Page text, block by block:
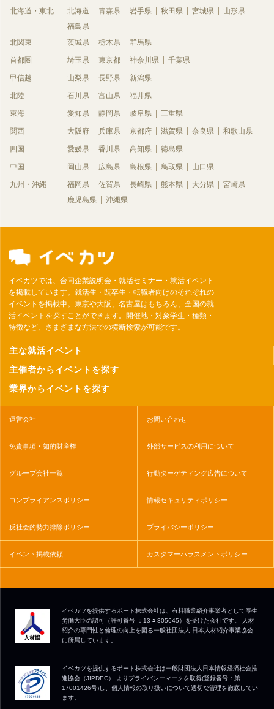
北海道・東北 北海道 青森県 岩手県 秋田県 宮城県
山形県
福島県
北関東
茨城県 栃木県 群馬県
首都圏 埼玉県 東京都 神奈川県 千葉県
甲信越 山梨県 長野県 新潟県
北陸 石川県 富山県 福井県
東海 愛知県 静岡県 岐阜県 三重県
関西 大阪府 兵庫県 京都府 滋賀県 奈良県 和歌山県
四国 愛媛県 香川県 高知県 徳島県
中国 岡山県 広島県 島根県 鳥取県 山口県
九州・沖縄 福岡県 佐賀県 長崎県 熊本県 大分県
宮崎県
鹿児島県
沖縄県
イベカツでは、合同企業説明会・就活セミナー・就活イベント
を掲載しています。就活生・既卒生・転職者向けのそれぞれの
イベントを掲載中。東京や大阪、名古屋はもちろん、全国の就
活イベントを探すことができます。開催地・対象学生・種類・
特徴など、さまざまな方法での横断検索が可能です。
主な就活イベント
主催者からイベントを探す
業界からイベントを探す
運営会社 お問い合わせ
免責事項・知的財産権 外部サービスの利用について
グループ会社一覧 行動ターゲティング広告について
コンプライアンスポリシー 情報セキュリティポリシー
反社会的勢力排除ポリシー プライバシーポリシー
イベント掲載依頼 カスタマーハラスメントポリシー